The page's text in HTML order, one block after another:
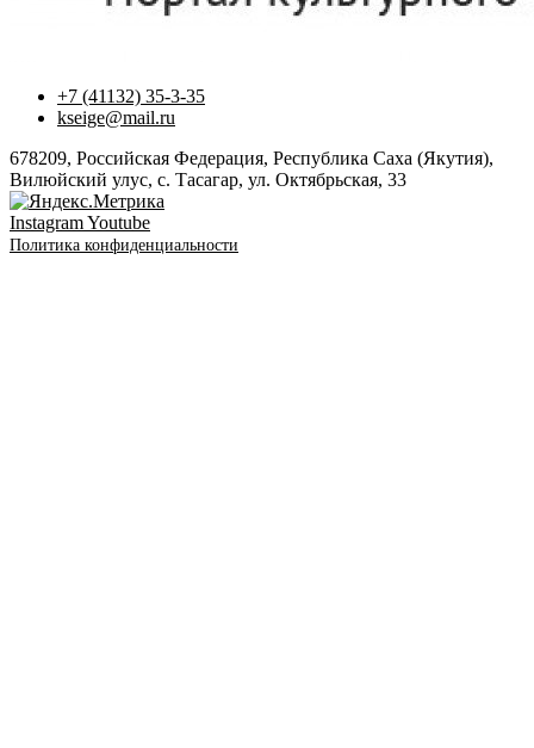
+7 (41132) 35-3-35
kseige@mail.ru
678209, Российская Федерация, Республика Саха (Якутия),
Вилюйский улус, с. Тасагар, ул. Октябрьская, 33
InstagramYoutube
Политика конфиденциальности